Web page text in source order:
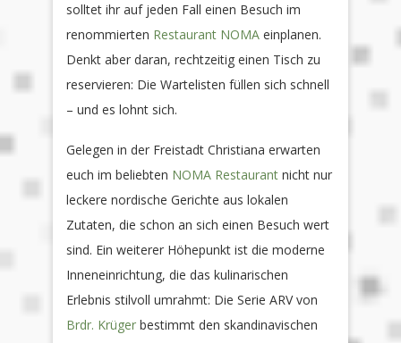
solltet ihr auf jeden Fall einen Besuch im
renommierten Restaurant NOMA einplanen.
Denkt aber daran, rechtzeitig einen Tisch zu
reservieren: Die Wartelisten füllen sich schnell
– und es lohnt sich.
Gelegen in der Freistadt Christiana erwarten
euch im beliebten NOMA Restaurant nicht nur
leckere nordische Gerichte aus lokalen
Zutaten, die schon an sich einen Besuch wert
sind. Ein weiterer Höhepunkt ist die moderne
Inneneinrichtung, die das kulinarischen
Erlebnis stilvoll umrahmt: Die Serie ARV von
Brdr. Krüger bestimmt den skandinavischen